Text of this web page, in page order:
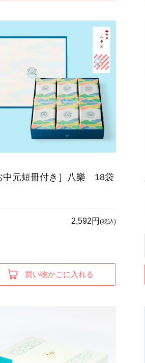
中元短冊付き］八樂 18袋
2,592円 (税込)
買い物かごに入れる